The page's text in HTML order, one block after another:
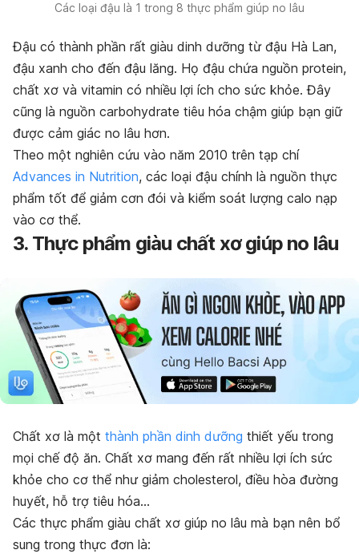
Các loại đậu là 1 trong 8 thực phẩm giúp no lâu
Đậu có thành phần rất giàu dinh dưỡng từ đậu Hà Lan,
đậu xanh cho đến đậu lăng. Họ đậu chứa nguồn protein,
chất xơ và vitamin có nhiều lợi ích cho sức khỏe. Đây
cũng là nguồn carbohydrate tiêu hóa chậm giúp bạn giữ
được cảm giác no lâu hơn.
Theo một nghiên cứu vào năm 2010 trên tạp chí
Advances in Nutrition, các loại đậu chính là nguồn thực
phẩm tốt để giảm cơn đói và kiểm soát lượng calo nạp
vào cơ thể.
3. Thực phẩm giàu chất xơ giúp no lâu
Chất xơ là một thành phần dinh dưỡng thiết yếu trong
mọi chế độ ăn. Chất xơ mang đến rất nhiều lợi ích sức
khỏe cho cơ thể như giảm cholesterol, điều hòa đường
huyết, hỗ trợ tiêu hóa…
Các thực phẩm giàu chất xơ giúp no lâu mà bạn nên bổ
sung trong thực đơn là: